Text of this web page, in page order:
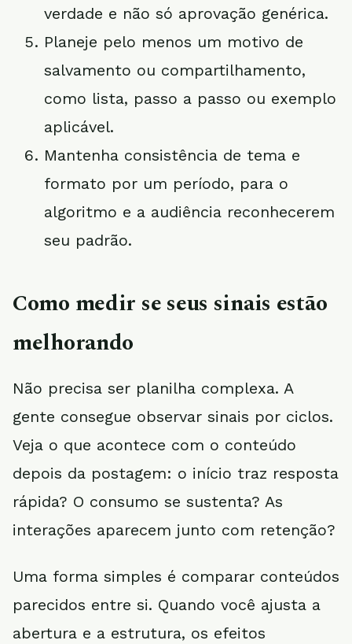
verdade e não só aprovação genérica.
Planeje pelo menos um motivo de
salvamento ou compartilhamento,
como lista, passo a passo ou exemplo
aplicável.
Mantenha consistência de tema e
formato por um período, para o
algoritmo e a audiência reconhecerem
seu padrão.
Como medir se seus sinais estão
melhorando
Não precisa ser planilha complexa. A
gente consegue observar sinais por ciclos.
Veja o que acontece com o conteúdo
depois da postagem: o início traz resposta
rápida? O consumo se sustenta? As
interações aparecem junto com retenção?
Uma forma simples é comparar conteúdos
parecidos entre si. Quando você ajusta a
abertura e a estrutura, os efeitos